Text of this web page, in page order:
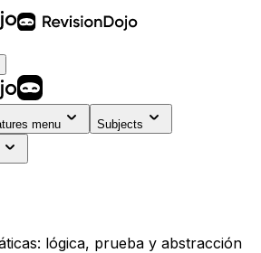
menu Subjects
lógica, prueba y abstracción